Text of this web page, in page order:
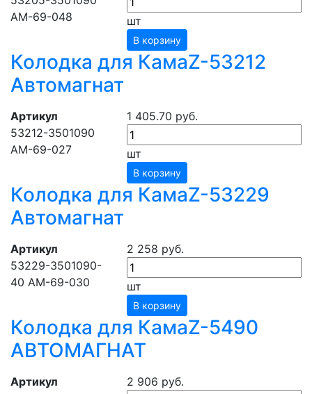
АМ-69-048
шт
В корзину
Колодка для КамаZ-53212
Автомагнат
Артикул
53212-3501090
АМ-69-027
1 405.70 руб.
шт
В корзину
Колодка для КамаZ-53229
Автомагнат
Артикул
53229-3501090-
40 АМ-69-030
2 258 руб.
шт
В корзину
Колодка для КамаZ-5490
АВТОМАГНАТ
Артикул
2 906 руб.